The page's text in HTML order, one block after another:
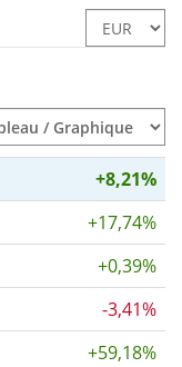
+8,21%
+17,74%
+0,39%
-3,41%
+59,18%